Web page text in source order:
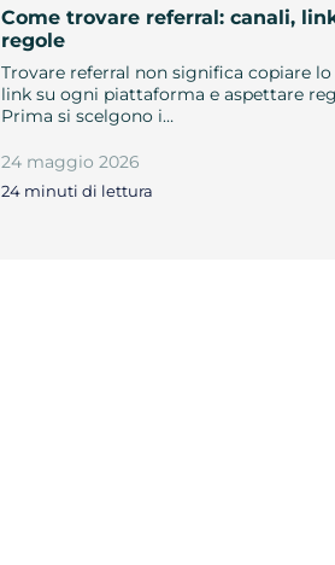
Come trovare referral: canali,
regole
Trovare referral non significa copiare lo
link su ogni piattaforma e aspettare
Prima si scelgono i…
24 maggio 2026
24 minuti di lettura